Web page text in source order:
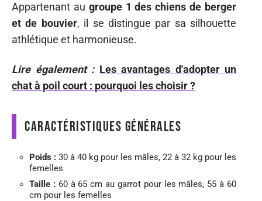
Appartenant au groupe 1 des chiens de berger
et de bouvier, il se distingue par sa silhouette
athlétique et harmonieuse.
Lire également : Les avantages d'adopter un
chat à poil court : pourquoi les choisir ?
Caractéristiques générales
Poids : 30 à 40 kg pour les mâles, 22 à 32 kg pour les
femelles
Taille :60 à 65 cm au garrot pour les mâles, 55 à 60
cm pour les femelles